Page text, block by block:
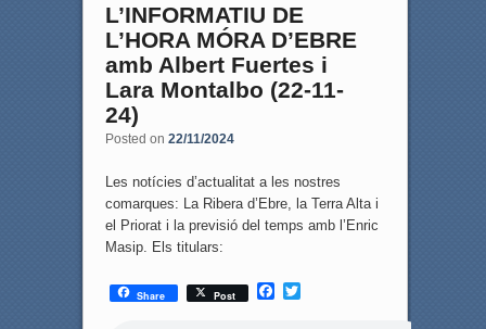
L’INFORMATIU DE
L’HORA MÓRA D’EBRE
amb Albert Fuertes i
Lara Montalbo (22-11-
24)
Posted on 22/11/2024
Les notícies d’actualitat a les nostres
comarques: La Ribera d’Ebre, la Terra Alta i
el Priorat i la previsió del temps amb l’Enric
Masip. Els titulars:
Share Post
F
T